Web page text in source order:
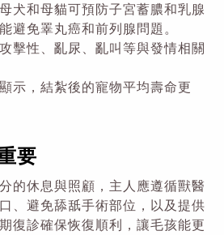
和母貓可預防子宮蓄膿和乳腺
避免睪丸癌和前列腺問題。
性、亂尿、亂叫等與發情相關
，結紮後的寵物平均壽命更
要
的休息與照顧，主人應遵循獸醫
、避免舔舐手術部位，以及提供
復診確保恢復順利，讓毛孩能更